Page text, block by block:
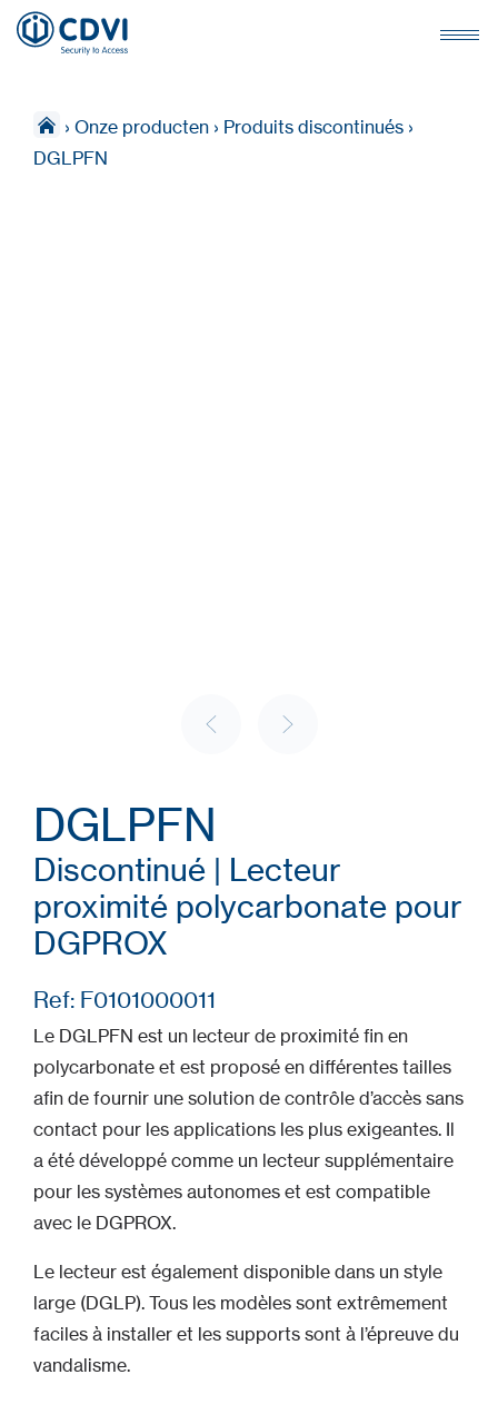
› Onze producten › Produits discontinués ›
DGLPFN
DGLPFN
Discontinué | Lecteur
proximité polycarbonate pour
DGPROX
Ref: F0101000011
Le DGLPFN est un lecteur de proximité fin en
polycarbonate et est proposé en différentes tailles
afin de fournir une solution de contrôle d’accès sans
contact pour les applications les plus exigeantes. Il
a été développé comme un lecteur supplémentaire
pour les systèmes autonomes et est compatible
avec le DGPROX.
Le lecteur est également disponible dans un style
large (DGLP). Tous les modèles sont extrêmement
faciles à installer et les supports sont à l’épreuve du
vandalisme.